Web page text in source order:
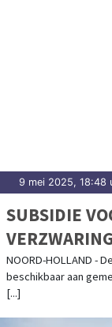
9 mei 2025, 18:48
SUBSIDIE
NOORD-HOLLAND -
beschikbaar aan
[...]